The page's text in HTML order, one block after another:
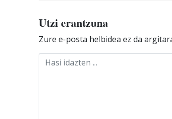
Utzi erantzuna
Zure e-posta helbidea ez da